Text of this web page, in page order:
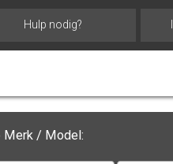
Hulp nodig?
Merk / Model: